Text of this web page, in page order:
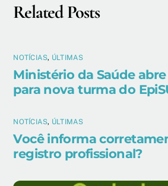
Related Posts
NOTÍCIAS, ÚLTIMAS
Ministério da Saúde
para nova turma do
NOTÍCIAS, ÚLTIMAS
Você informa
registro profissional?